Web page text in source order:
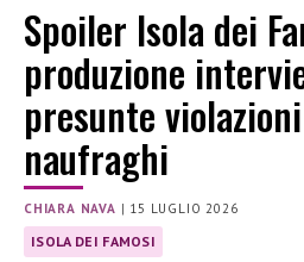
Spoiler Isola dei
produzione
presunte
naufraghi
CHIARA NAVA | 15 LUGLIO 2026
ISOLA DEI FAMOSI